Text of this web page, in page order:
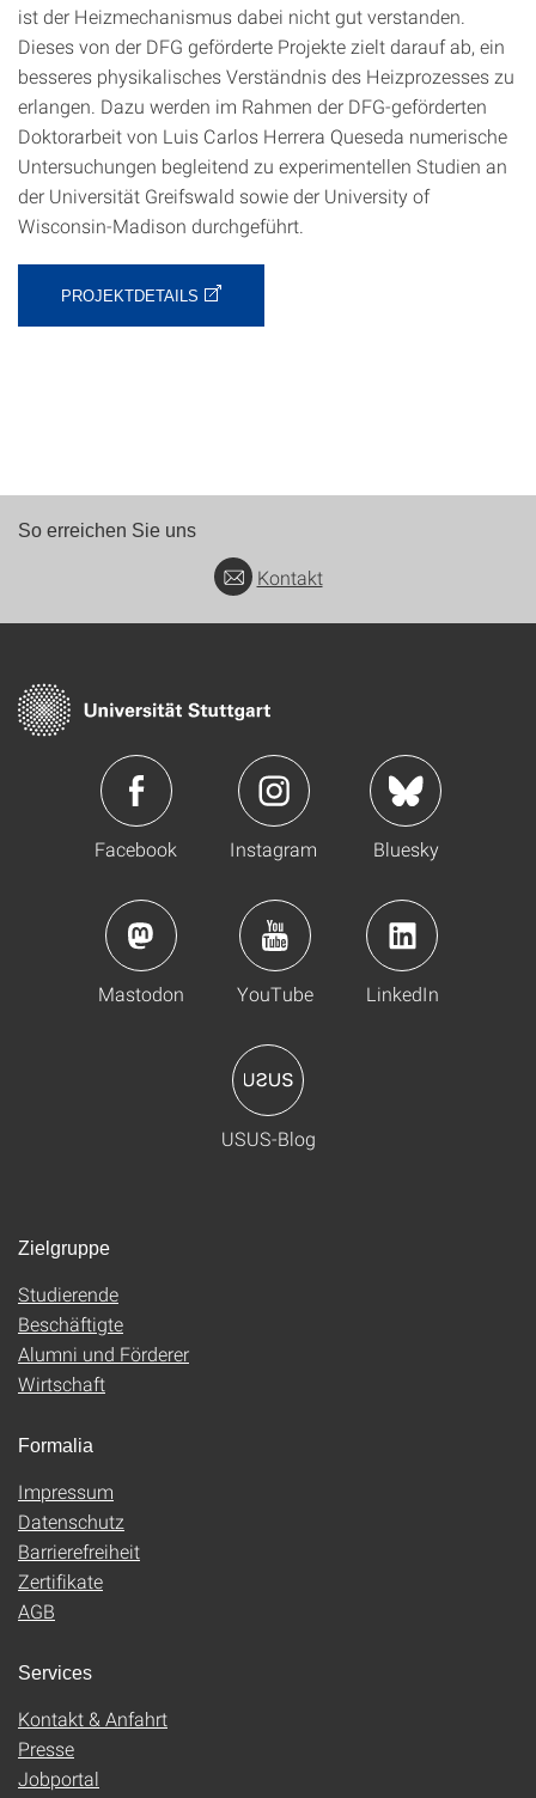
ist der Heizmechanismus dabei nicht gut verstanden.
Dieses von der DFG geförderte Projekte zielt darauf ab, ein
besseres physikalisches Verständnis des Heizprozesses zu
erlangen. Dazu werden im Rahmen der DFG-geförderten
Doktorarbeit von Luis Carlos Herrera Queseda numerische
Untersuchungen begleitend zu experimentellen Studien an
der Universität Greifswald sowie der University of
Wisconsin-Madison durchgeführt.
PROJEKTDETAILS
So erreichen Sie uns
Kontakt
Facebook Instagram Bluesky
Mastodon YouTube LinkedIn
USUS-Blog
Zielgruppe
Studierende
Beschäftigte
Alumni und Förderer
Wirtschaft
Formalia
Impressum
Datenschutz
Barrierefreiheit
Zertifikate
AGB
Services
Kontakt & Anfahrt
Presse
Jobportal